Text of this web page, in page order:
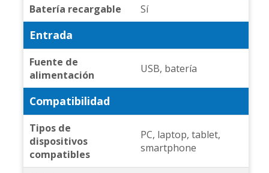
Batería recargable Sí
Entrada
Fuente de
alimentación
USB, batería
Compatibilidad
Tipos de
dispositivos
compatibles
PC, laptop, tablet,
smartphone